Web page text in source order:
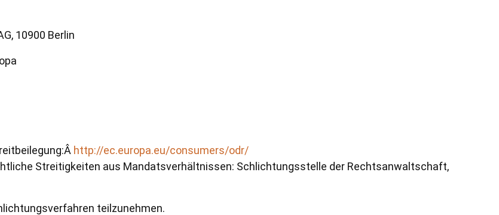
10900 Berlin
http://ec.europa.eu/consumers/odr/
Streitigkeiten aus Mandatsverhältnissen: Schlichtungsstelle der Rechtsanwaltschaft,
teilzunehmen.